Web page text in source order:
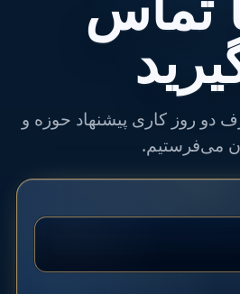
دو روز کاری پیشنهاد حوزه و
می‌فرستیم.